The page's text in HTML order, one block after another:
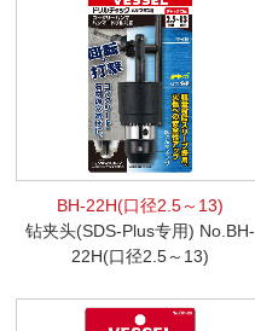
BH-22H(口径2.5～13)
钻夹头(SDS-Plus专用) No.BH-
22H(口径2.5～13)